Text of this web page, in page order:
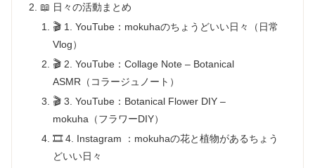
📖 日々の活動まとめ
🎬 1. YouTube：mokuhaのちょうどいい日々（日常
Vlog）
🎬 2. YouTube：Collage Note – Botanical
ASMR（コラージュノート）
🎬 3. YouTube：Botanical Flower DIY –
mokuha（フラワーDIY）
🎞️ 4. Instagram ：mokuhaの花と植物があるちょう
どいい日々